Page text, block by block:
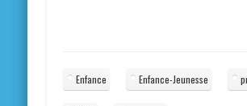
Enfance Enfance-Jeunesse